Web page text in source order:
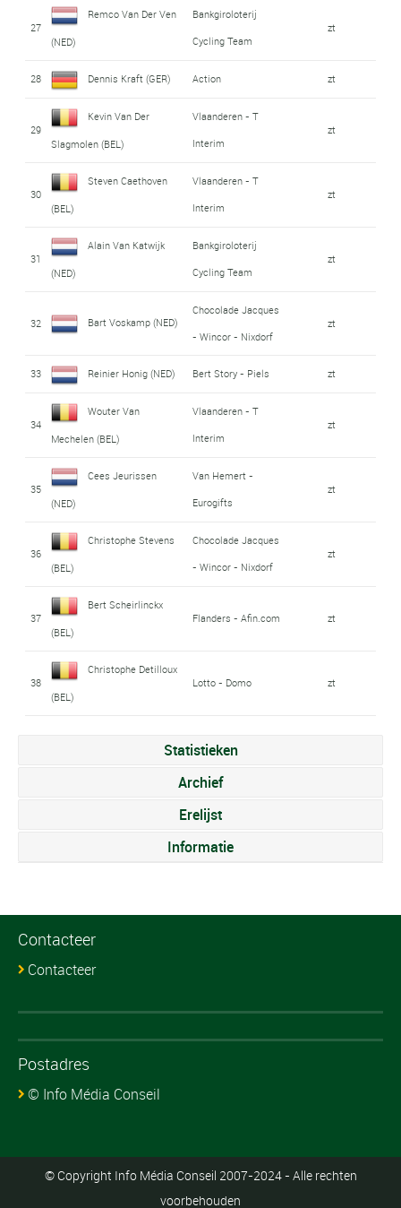
27
Remco Van Der Ven
(NED)
Bankgiroloterij
Cycling Team
zt
28 Dennis Kraft (GER) Action zt
29
Kevin Van Der
Slagmolen (BEL)
Vlaanderen - T
Interim
zt
30
Steven Caethoven
(BEL)
Vlaanderen - T
Interim
zt
31
Alain Van Katwijk
(NED)
Bankgiroloterij
Cycling Team
zt
32 Bart Voskamp (NED)
Chocolade Jacques
- Wincor - Nixdorf
zt
33 Reinier Honig (NED) Bert Story - Piels zt
34
Wouter Van
Mechelen (BEL)
Vlaanderen - T
Interim
zt
35
Cees Jeurissen
(NED)
Van Hemert -
Eurogifts
zt
36
Christophe Stevens
(BEL)
Chocolade Jacques
- Wincor - Nixdorf
zt
37
Bert Scheirlinckx
(BEL)
Flanders - Afin.com zt
38
Christophe Detilloux
(BEL)
Lotto - Domo zt
Statistieken
Archief
Erelijst
Informatie
Contacteer
Contacteer
Postadres
© Info Média Conseil
© Copyright Info Média Conseil 2007-2024 - Alle rechten
voorbehouden